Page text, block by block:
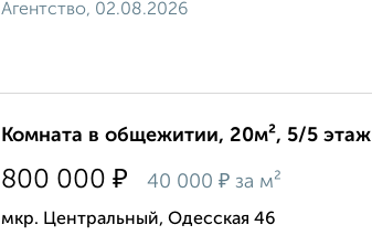
Агентство, 02.08.2026
Комната в общежитии, 20м², 5/5 этаж
800 000 ₽ 40 000 ₽ за м²
мкр. Центральный, Одесская 46